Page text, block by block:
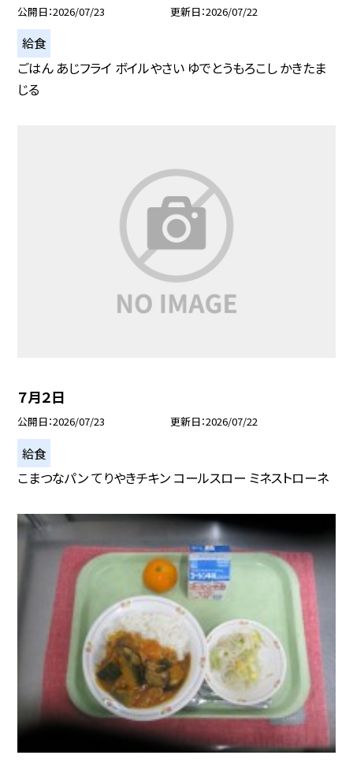
公開日 2026/07/23 更新日 2026/07/22
給食
ごはん あじフライ ボイルやさい ゆでとうもろこし かきたま
じる
７月２日
公開日 2026/07/23 更新日 2026/07/22
給食
こまつなパン てりやきチキン コールスロー ミネストローネ